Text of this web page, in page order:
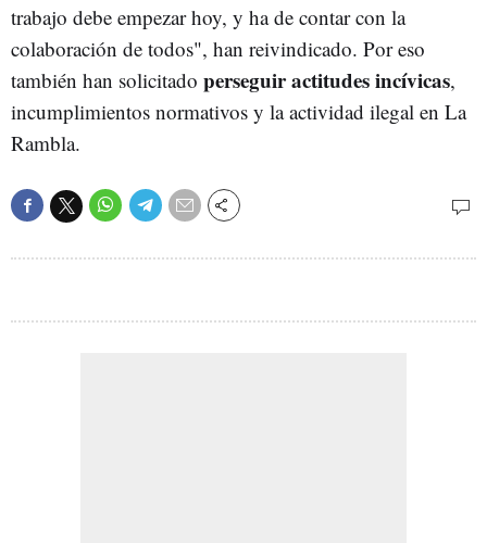
trabajo debe empezar hoy, y ha de contar con la
colaboración de todos", han reivindicado. Por eso
también han solicitado perseguir actitudes incívicas,
incumplimientos normativos y la actividad ilegal en La
Rambla.